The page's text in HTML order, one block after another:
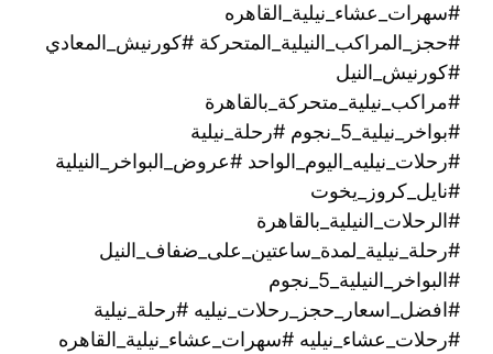
#سهرات_عشاء_نيلية_القاهره
#حجز_المراكب_النيلية_المتحركة #كورنيش_المعادي
#كورنيش_النيل
#مراكب_نيلية_متحركة_بالقاهرة
#بواخر_نيلية_5_نجوم #رحلة_نيلية
#رحلات_نيليه_اليوم_الواحد #عروض_البواخر_النيلية
#نايل_كروز_يخوت
#الرحلات_النيلية_بالقاهرة
#رحلة_نيلية_لمدة_ساعتين_على_ضفاف_النيل
#البواخر_النيلية_5_نجوم
#افضل_اسعار_حجز_رحلات_نيليه #رحلة_نيلية
#رحلات_عشاء_نيليه #سهرات_عشاء_نيلية_القاهره